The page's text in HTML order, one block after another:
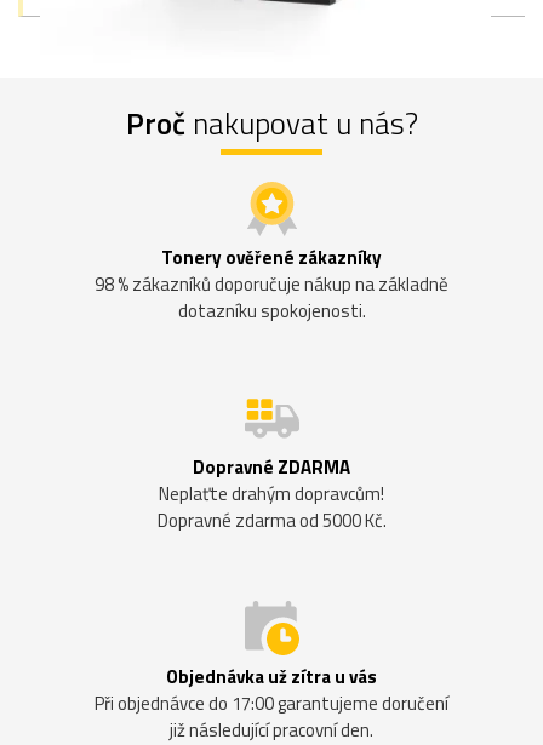
Proč nakupovat u nás?
Tonery ověřené zákazníky
98 % zákazníků doporučuje nákup na základně
dotazníku spokojenosti.
Dopravné ZDARMA
Neplaťte drahým dopravcům!
Dopravné zdarma od 5000 Kč.
Objednávka už zítra u vás
Při objednávce do 17:00 garantujeme doručení
již následující pracovní den.